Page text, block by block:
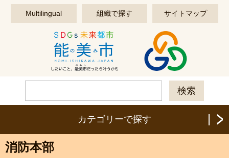
このページの本文へ移動する
Multilingual 組織で探す サイトマップ
カテゴリーで探す
消防本部